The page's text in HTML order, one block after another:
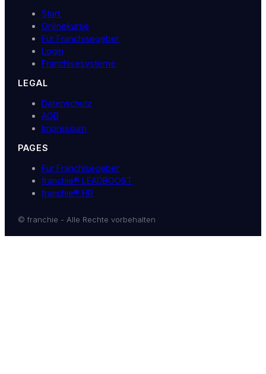
Start
Onlinekurse
Für Franchisegeber
Login
Franchisesysteme
LEGAL
Datenschutz
AGB
Impressum
PAGES
Für Franchisegeber
franchie® LEADBOOST
franchie® HR
© franchie - Alle Rechte vorbehalten